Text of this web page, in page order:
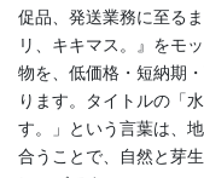
促品、発送業務に至る
リ、キキマス。』をモ
物を、低価格・短納期
ります。タイトルの「
す。」という言葉は、
合うことで、自然と芽